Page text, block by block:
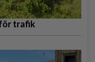
trafik